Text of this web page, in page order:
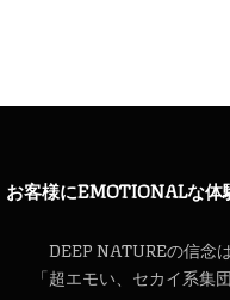
お客様にEMOTIONALな体
DEEP NATUREの信念
「超エモい、セカイ系集団